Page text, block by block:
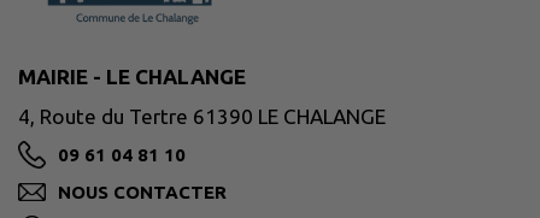
MAIRIE - LE CHALANGE
4, Route du Tertre 61390 LE CHALANGE
09 61 04 81 10
NOUS CONTACTER